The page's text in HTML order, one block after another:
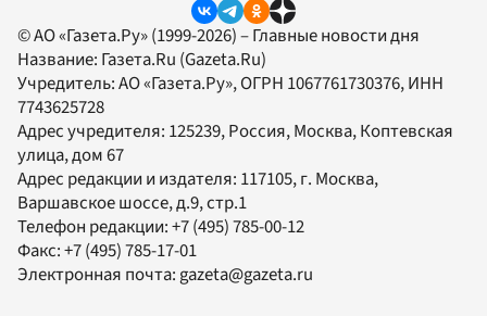
© АО «Газета.Ру» (1999-2026) – Главные новости дня
Название: Газета.Ru (Gazeta.Ru)
Учредитель:АО «Газета.Ру», ОГРН 1067761730376, ИНН
7743625728
Адрес учредителя: 125239, Россия, Москва, Коптевская
улица, дом 67
Адрес редакции и издателя: 117105, г. Москва,
Варшавское шоссе, д.9, стр.1
Телефон редакции:+7 (495) 785-00-12
Факс:+7 (495) 785-17-01
Электронная почта:gazeta@gazeta.ru